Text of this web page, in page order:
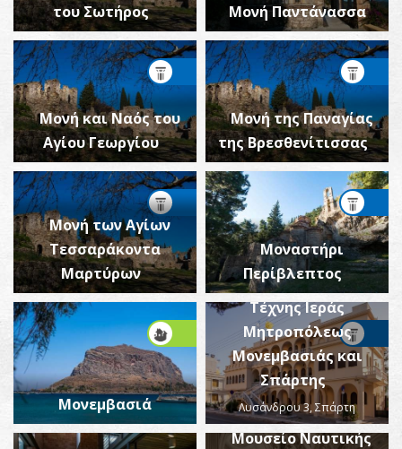
του Σωτήρος
Μονή Παντάνασσα
Μονή και Ναός του
Αγίου Γεωργίου
Μονή της Παναγίας
της Βρεσθενίτισσας
Μονή των Αγίων
Τεσσαράκοντα
Μαρτύρων
Μοναστήρι
Περίβλεπτος
Μονεμβασιά
Μουσείο
Εκκλησιαστικής
Τέχνης Ιεράς
Μητροπόλεως
Μονεμβασιάς και
Σπάρτης
Λυσάνδρου 3, Σπάρτη
Μουσείο Ναυτικής